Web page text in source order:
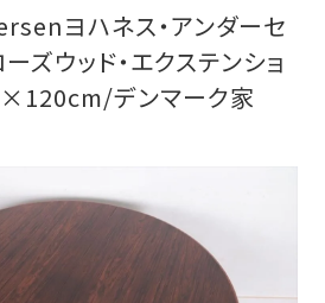
ヨハネス・アンダーセ
ズウッド・エクステンショ
デンマーク家